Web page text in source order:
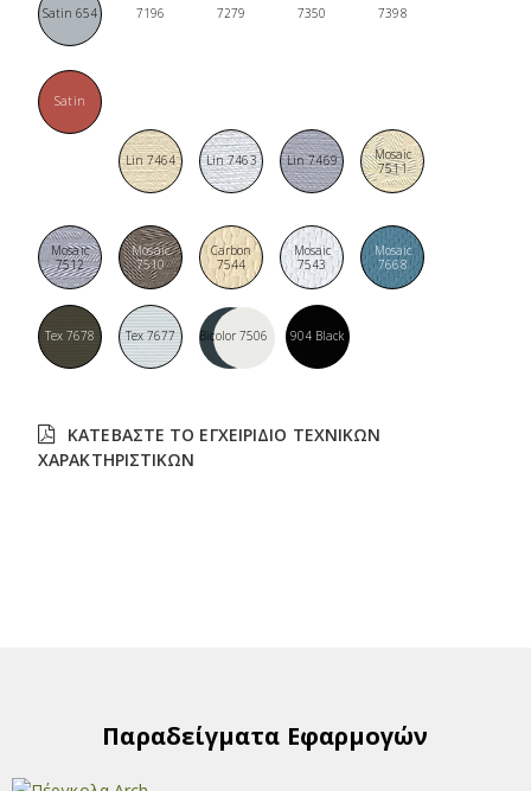
Satin 654 7196 7279 7350 7398
Satin
Lin 7464 Lin 7463 Lin 7469
Mosaic
7511
Mosaic
7512
Mosaic
7510
Carbon
7544
Mosaic
7543
Mosaic
7668
Tex 7678 Tex 7677 Bicolor 7506 904 Black
ΚΑΤΕΒΆΣΤΕ ΤΟ ΕΓΧΕΙΡΊΔΙΟ ΤΕΧΝΙΚΏΝ
ΧΑΡΑΚΤΗΡΙΣΤΙΚΏΝ
Παραδείγματα Εφαρμογών